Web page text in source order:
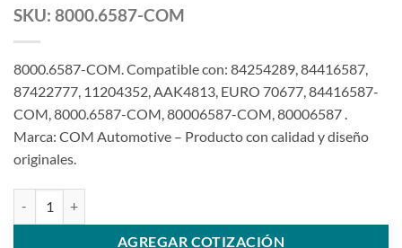
SKU: 8000.6587-COM
8000.6587-COM. Compatible con: 84254289, 84416587,
87422777, 11204352, AAK4813, EURO 70677, 84416587-
COM, 8000.6587-COM, 80006587-COM, 80006587 .
Marca: COM Automotive – Producto con calidad y diseño
originales.
AGREGAR COTIZACIÓN